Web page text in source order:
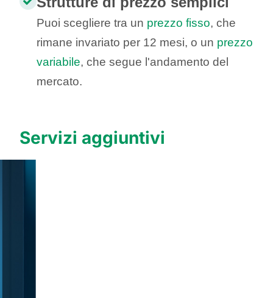
Puoi scegliere tra un prezzo fisso, che
rimane invariato per 12 mesi, o un prezzo
variabile, che segue l'andamento del
mercato.
Servizi aggiuntivi